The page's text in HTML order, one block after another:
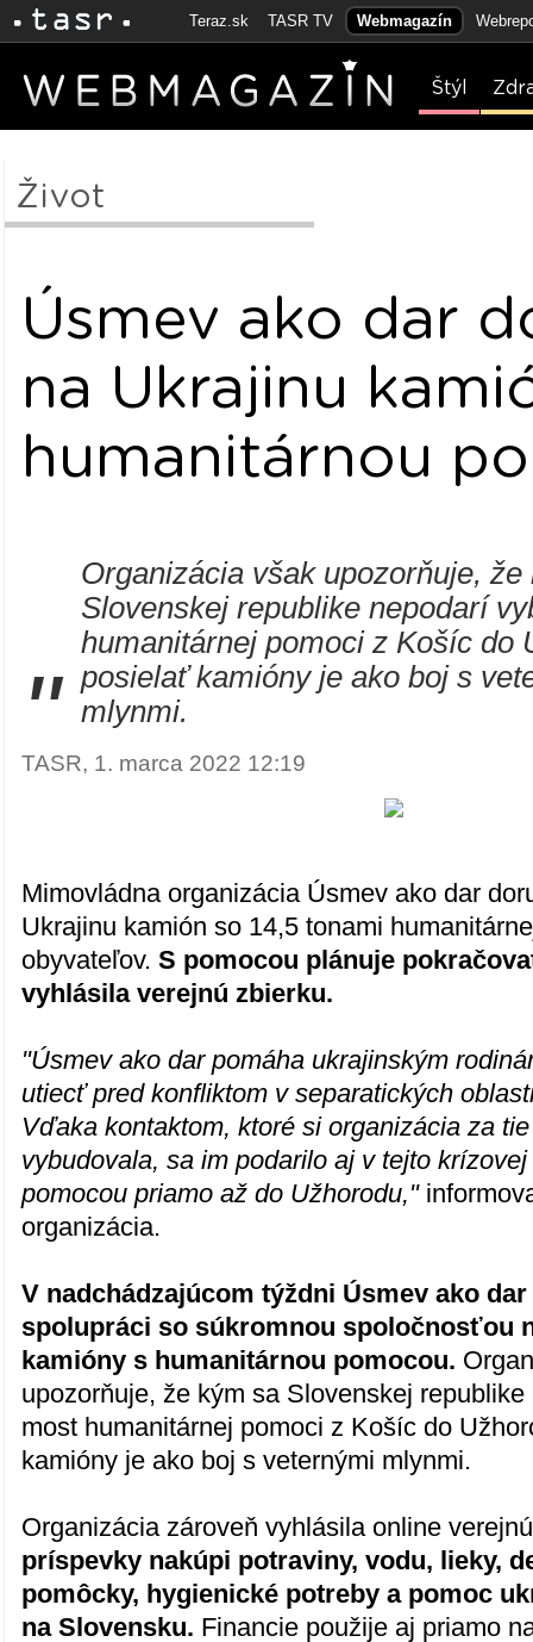
Teraz.sk TASR TV Webmagazín
Štýl
Život
Úsmev ako dar
na Ukrajinu
humanitárnou
"
Organizácia však upozorňuje, že
Slovenskej republike nepodarí
humanitárnej pomoci z Košíc do
posielať kamióny je ako boj s
mlynmi.
TASR, 1. marca 2022 12:19
Mimovládna organizácia Úsmev ako dar
Ukrajinu kamión so 14,5 tonami
obyvateľov. S pomocou plánuje
vyhlásila verejnú zbierku.
"Úsmev ako dar pomáha ukrajinským
utiecť pred konfliktom v separatických
Vďaka kontaktom, ktoré si organizácia za
vybudovala, sa im podarilo aj v tejto
pomocou priamo až do Užhorodu,"
organizácia.
V nadchádzajúcom týždni Úsmev ako
spolupráci so súkromnou spoločnosťou
kamióny s humanitárnou pomocou.
upozorňuje, že kým sa Slovenskej
most humanitárnej pomoci z Košíc do
kamióny je ako boj s veternými mlynmi.
Organizácia zároveň vyhlásila online
príspevky nakúpi potraviny, vodu, lieky,
pomôcky, hygienické potreby a pomoc
na Slovensku. Financie použije aj priamo